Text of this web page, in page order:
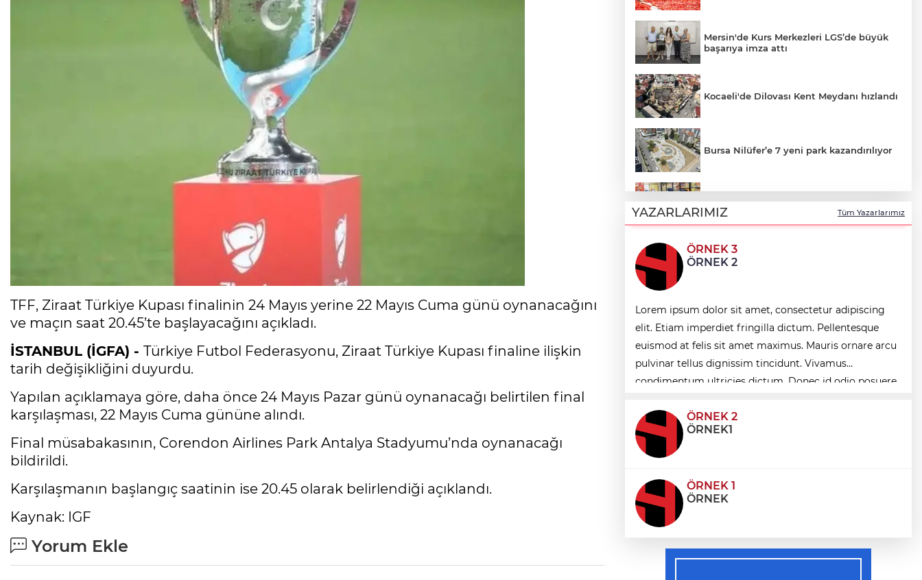
TFF, Ziraat Türkiye Kupası finalinin 24 Mayıs yerine 22 Mayıs Cuma günü oynanacağını
ve maçın saat 20.45’te başlayacağını açıkladı.
İSTANBUL (İGFA) - Türkiye Futbol Federasyonu, Ziraat Türkiye Kupası finaline ilişkin
tarih değişikliğini duyurdu.
Yapılan açıklamaya göre, daha önce 24 Mayıs Pazar günü oynanacağı belirtilen final
karşılaşması, 22 Mayıs Cuma gününe alındı.
Final müsabakasının, Corendon Airlines Park Antalya Stadyumu’nda oynanacağı
bildirildi.
Karşılaşmanın başlangıç saatinin ise 20.45 olarak belirlendiği açıklandı.
Kaynak: IGF
Yorum Ekle
Mersin'de Kurs Merkezleri LGS’de büyük
başarıya imza attı
Kocaeli'de Dilovası Kent Meydanı hızlandı
Bursa Nilüfer’e 7 yeni park kazandırılıyor
gıda denetimi
Bakan Gürlek Mumcu ailesiyle görüştü
Bursa'da 'Mahalle Şenlikleri'
Osmangazilileri eğlendiriyor
Düzce Yığılca'da Belediye Başkanı
Selami Savaş'a bir kapı daha kapandı!
YAZARLARIMIZ Tüm Yazarlarımız
ÖRNEK 3
ÖRNEK 2
Lorem ipsum dolor sit amet, consectetur adipiscing
elit. Etiam imperdiet fringilla dictum. Pellentesque
euismod at felis sit amet maximus. Mauris ornare arcu
pulvinar tellus dignissim tincidunt. Vivamus
condimentum ultricies dictum. Donec id odio posuere,
ÖRNEK 2
ÖRNEK1
ÖRNEK 1
ÖRNEK